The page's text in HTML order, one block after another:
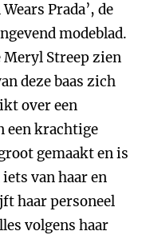
Prada’, de
modeblad.
Streep zien
deze baas zich
over een
een krachtige
gemaakt en is
van haar en
haar personeel
volgens haar